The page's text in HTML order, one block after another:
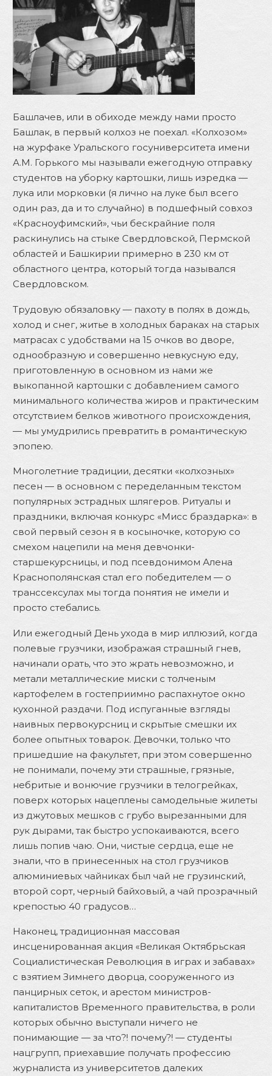
Башлачев, или в обиходе между нами просто
Башлак, в первый колхоз не поехал. «Колхозом»
на журфаке Уральского госуниверситета имени
А.М. Горького мы называли ежегодную отправку
студентов на уборку картошки, лишь изредка —
лука или морковки (я лично на луке был всего
один раз, да и то случайно) в подшефный совхоз
«Красноуфимский», чьи бескрайние поля
раскинулись на стыке Свердловской, Пермской
областей и Башкирии примерно в 230 км от
областного центра, который тогда назывался
Свердловском.
Трудовую обязаловку — пахоту в полях в дождь,
холод и снег, житье в холодных бараках на старых
матрасах с удобствами на 15 очков во дворе,
однообразную и совершенно невкусную еду,
приготовленную в основном из нами же
выкопанной картошки с добавлением самого
минимального количества жиров и практическим
отсутствием белков животного происхождения,
— мы умудрились превратить в романтическую
эпопею.
Многолетние традиции, десятки «колхозных»
песен — в основном с переделанным текстом
популярных эстрадных шлягеров. Ритуалы и
праздники, включая конкурс «Мисс браздарка»: в
свой первый сезон я в косыночке, которую со
смехом нацепили на меня девчонки-
старшекурсницы, и под псевдонимом Алена
Краснополянская стал его победителем — о
транссексулах мы тогда понятия не имели и
просто стебались.
Или ежегодный День ухода в мир иллюзий, когда
полевые грузчики, изображая страшный гнев,
начинали орать, что это жрать невозможно, и
метали металлические миски с толченым
картофелем в гостеприимно распахнутое окно
кухонной раздачи. Под испуганные взгляды
наивных первокурсниц и скрытые смешки их
более опытных товарок. Девочки, только что
пришедшие на факультет, при этом совершенно
не понимали, почему эти страшные, грязные,
небритые и вонючие грузчики в телогрейках,
поверх которых нацеплены самодельные жилеты
из джутовых мешков с грубо вырезанными для
рук дырами, так быстро успокаиваются, всего
лишь попив чаю. Они, чистые сердца, еще не
знали, что в принесенных на стол грузчиков
алюминиевых чайниках был чай не грузинский,
второй сорт, черный байховый, а чай прозрачный
крепостью 40 градусов…
Наконец, традиционная массовая
инсценированная акция «Великая Октябрьская
Социалистическая Революция в играх и забавах»
с взятием Зимнего дворца, сооруженного из
панцирных сеток, и арестом министров-
капиталистов Временного правительства, в роли
которых обычно выступали ничего не
понимающие — за что?! почему?! — студенты
нацгрупп, приехавшие получать профессию
журналиста из университетов далеких